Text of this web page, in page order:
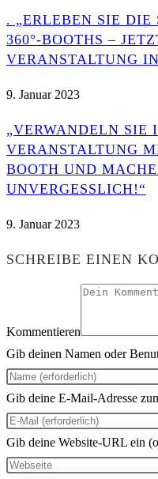
. „ERLEBEN SIE DIE
360°-BOOTHS –
VERANSTALTUNG
9. Januar 2023
„VERWANDELN SIE
VERANSTALTUNG
BOOTH UND
UNVERGESSLICH!“
9. Januar 2023
SCHREIBE EINEN
Kommentieren
Gib deinen Namen oder
Gib deine E-Mail-Adresse
Gib deine Website-URL ein